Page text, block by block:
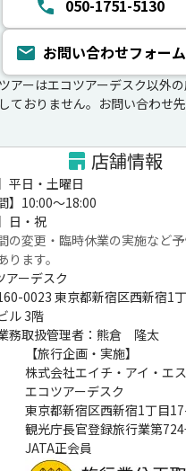
050-1751-5130
お問い合わせフォーム
アーはエコツアーデスク以外
ておりません。お問い合わせ
店舗情報
平日・土曜日
】10:00～18:00
日・祝
の変更・臨時休業の実施など
ります。
アーデスク
0023 東京都新宿区西新宿1
ル 3階
務取扱管理者：熊倉 隆太
【旅行企画・実施】
株式会社エイチ・アイ・エス
エコツアーデスク
東京都新宿区西新宿1丁目
観光庁長官登録旅行業第
JATA正会員